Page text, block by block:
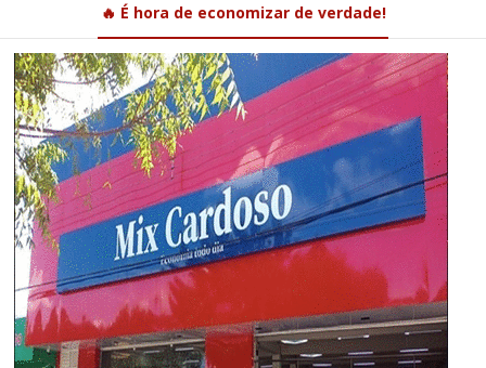
🔥 É hora de economizar de verdade!